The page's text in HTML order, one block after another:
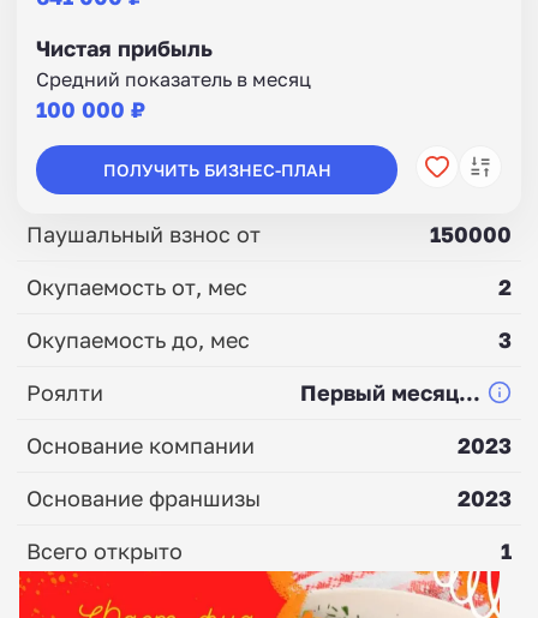
Чистая прибыль
Средний показатель в месяц
100 000 ₽
ПОЛУЧИТЬ БИЗНЕС-ПЛАН
Паушальный взнос от
150000
Окупаемость от, мес
2
Окупаемость до, мес
3
Роялти
Первый месяц...
Основание компании
2023
Основание франшизы
2023
Всего открыто
1